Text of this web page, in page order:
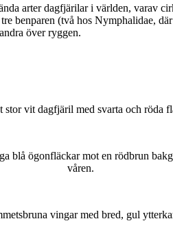
arter dagfjärilar i världen, varav
benparen (två hos Nymphalidae,
över ryggen.
vit dagfjäril med svarta och röda
blå ögonfläckar mot en rödbrun
våren.
vingar med bred, gul